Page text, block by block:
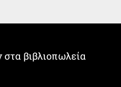
βιβλιοπωλεία